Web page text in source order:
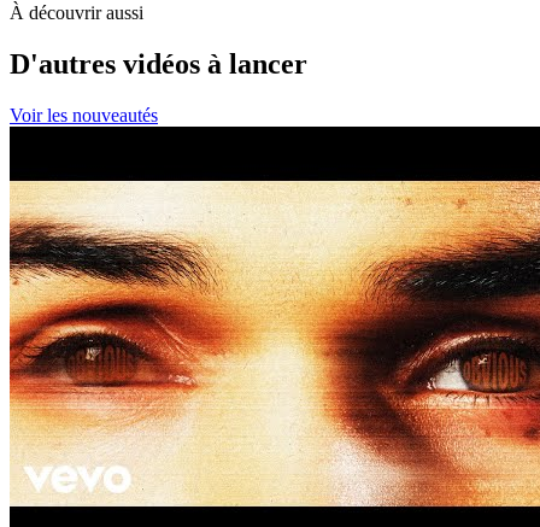
À découvrir aussi
D'autres vidéos à lancer
Voir les nouveautés